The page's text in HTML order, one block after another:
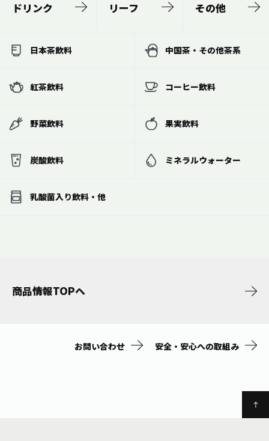
ドリンク リーフ その他
日本茶飲料 中国茶・その他茶系
紅茶飲料 コーヒー飲料
野菜飲料 果実飲料
炭酸飲料 ミネラルウォーター
乳酸菌入り飲料・他
商品情報TOPへ
お問い合わせ 安全・安心への取組み